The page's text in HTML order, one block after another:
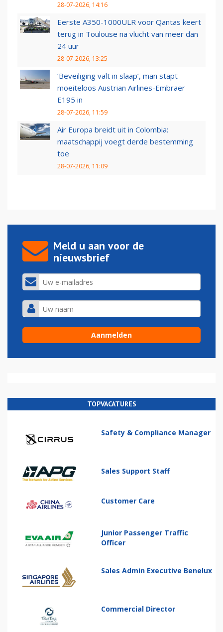
28-07-2026, 14:16
Eerste A350-1000ULR voor Qantas keert
terug in Toulouse na vlucht van meer dan
24 uur
28-07-2026, 13:25
‘Beveiliging valt in slaap’, man stapt
moeiteloos Austrian Airlines-Embraer
E195 in
28-07-2026, 11:59
Air Europa breidt uit in Colombia:
maatschappij voegt derde bestemming
toe
28-07-2026, 11:09
Meld u aan voor de
nieuwsbrief
TOPVACATURES
Safety & Compliance Manager
Sales Support Staff
Customer Care
Junior Passenger Traffic
Officer
Sales Admin Executive Benelux
Commercial Director